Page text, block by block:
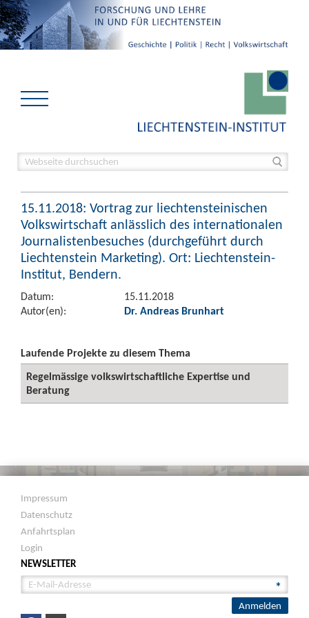
15.11.2018: Vortrag zur liechtensteinischen
Volkswirtschaft anlässlich des internationalen
Journalistenbesuches (durchgeführt durch
Liechtenstein Marketing). Ort: Liechtenstein-
Institut, Bendern.
Datum:
15.11.2018
Autor(en):
Dr. Andreas Brunhart
Laufende Projekte zu diesem Thema
Regelmässige volkswirtschaftliche Expertise und
Beratung
Impressum
Datenschutz
Anfahrtsplan
Login
NEWSLETTER